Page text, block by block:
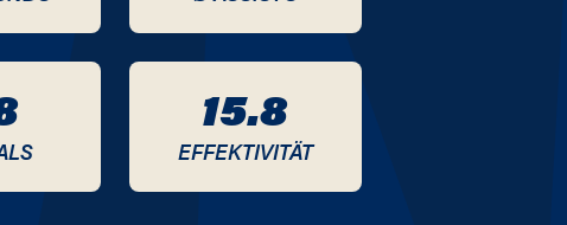
15.8
EFFEKTIVITÄT